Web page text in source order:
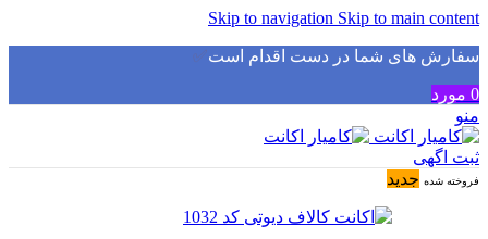
Skip to navigation Skip to main content
سفارش های شما در دست اقدام است✅
0 مورد
منو
ثبت اگهی
فروخته شده جدید